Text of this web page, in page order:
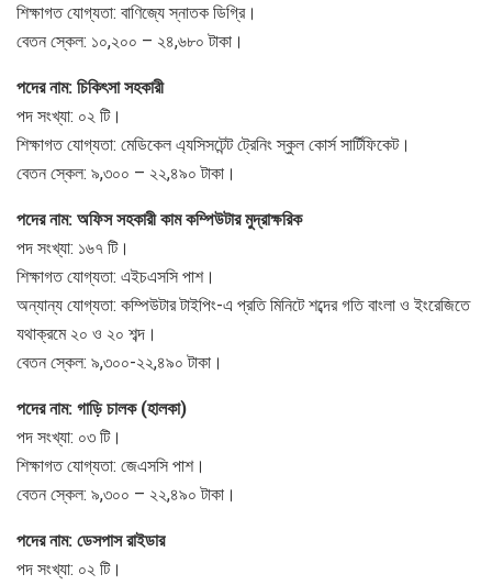
শিক্ষাগত যোগ্যতা: বাণিজ্যে স্নাতক ডিগ্রি।
বেতন স্কেল: ১০,২০০ – ২৪,৬৮০ টাকা।
পদের নাম: চিকিৎসা সহকারী
পদ সংখ্যা: ০২ টি।
শিক্ষাগত যোগ্যতা: মেডিকেল এ্যসিসটেন্ট ট্রেনিং স্কুল কোর্স সার্টিফিকেট।
বেতন স্কেল: ৯,৩০০ – ২২,৪৯০ টাকা।
পদের নাম: অফিস সহকারী কাম কম্পিউটার মুদ্রাক্ষরিক
পদ সংখ্যা: ১৬৭ টি।
শিক্ষাগত যোগ্যতা: এইচএসসি পাশ।
অন্যান্য যোগ্যতা: কম্পিউটার টাইপিং-এ প্রতি মিনিটে শব্দের গতি বাংলা ও ইংরেজিতে
যথাক্রমে ২০ ও ২০ শব্দ।
বেতন স্কেল: ৯,৩০০-২২,৪৯০ টাকা।
পদের নাম: গাড়ি চালক (হালকা)
পদ সংখ্যা: ০৩ টি।
শিক্ষাগত যোগ্যতা: জেএসসি পাশ।
বেতন স্কেল: ৯,৩০০ – ২২,৪৯০ টাকা।
পদের নাম: ডেসপাস রাইডার
পদ সংখ্যা: ০২ টি।